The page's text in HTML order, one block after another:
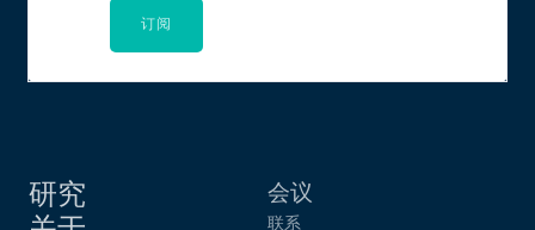
研究
会议
联系
订阅